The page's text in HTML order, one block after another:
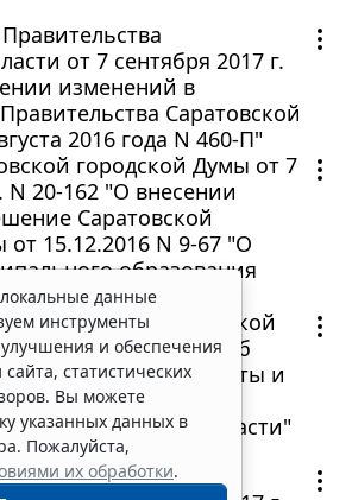
от 7 сентября 2017 г.
изменений в
Саратовской
2016 года N 460-П"
городской Думы от 7
N 20-162 "О внесении
Саратовской
15.12.2016 N 9-67 "О
образования
на 2017 год"
Саратовской
2017 г. N 245 "Об
разрешенной охоты и
охоты в
Саратовской области"
данные
инструменты
и обеспечения
статистических
Вы можете
указанных данных в
Пожалуйста,
их обработки